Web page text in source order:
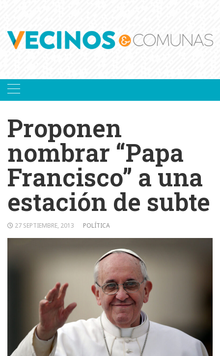
Proponen
nombrar “Papa
Francisco” a una
estación de subte
27 SEPTIEMBRE, 2013 POLÍTICA